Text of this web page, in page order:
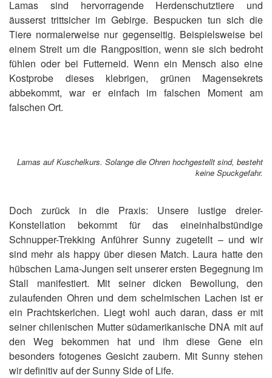
Lamas sind hervorragende Herdenschutztiere und
äusserst trittsicher im Gebirge. Bespucken tun sich die
Tiere normalerweise nur gegenseitig. Beispielsweise bei
einem Streit um die Rangposition, wenn sie sich bedroht
fühlen oder bei Futterneid. Wenn ein Mensch also eine
Kostprobe dieses klebrigen, grünen Magensekrets
abbekommt, war er einfach im falschen Moment am
falschen Ort.
Lamas auf Kuschelkurs. Solange die Ohren hochgestellt sind, besteht
keine Spuckgefahr.
Doch zurück in die Praxis: Unsere lustige dreier-
Konstellation bekommt für das eineinhalbstündige
Schnupper-Trekking Anführer Sunny zugeteilt – und wir
sind mehr als happy über diesen Match. Laura hatte den
hübschen Lama-Jungen seit unserer ersten Begegnung im
Stall manifestiert. Mit seiner dicken Bewollung, den
zulaufenden Ohren und dem schelmischen Lachen ist er
ein Prachtskerlchen. Liegt wohl auch daran, dass er mit
seiner chilenischen Mutter südamerikanische DNA mit auf
den Weg bekommen hat und ihm diese Gene ein
besonders fotogenes Gesicht zaubern. Mit Sunny stehen
wir definitiv auf der Sunny Side of Life.